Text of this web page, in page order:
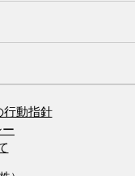
行動指針